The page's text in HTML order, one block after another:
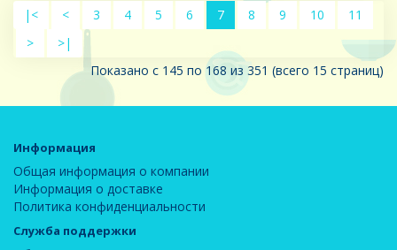
|< < 3 4 5 6 7 8 9 10
11
>
>|
Показано с 145 по 168 из 351 (всего 15 страниц)
Информация
Общая информация о компании
Информация о доставке
Политика конфиденциальности
Служба поддержки